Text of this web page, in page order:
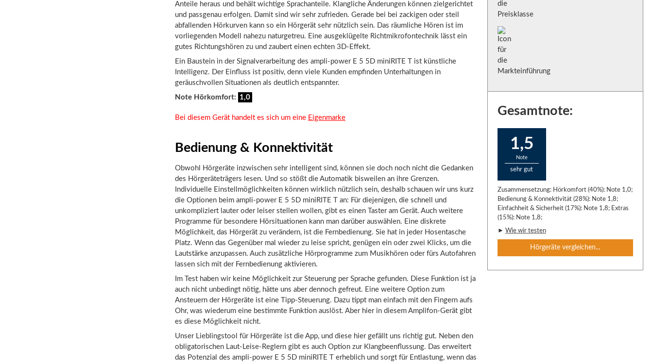
Anteile heraus und behält wichtige Sprachanteile. Klangliche Änderungen können zielgerichtet
und passgenau erfolgen. Damit sind wir sehr zufrieden. Gerade bei bei zackigen oder steil
abfallenden Hörkurven kann so ein Hörgerät sehr nützlich sein. Das räumliche Hören ist im
vorliegenden Modell nahezu naturgetreu. Eine ausgeklügelte Richtmikrofontechnik lässt ein
gutes Richtungshören zu und zaubert einen echten 3D-Effekt.
Ein Baustein in der Signalverarbeitung des ampli-power E 5 5D miniRITE T ist künstliche
Intelligenz. Der Einfluss ist positiv, denn viele Kunden empfinden Unterhaltungen in
geräuschvollen Situationen als deutlich entspannter.
Note Hörkomfort: 1,0
Bei diesem Gerät handelt es sich um eine Eigenmarke
Bedienung & Konnektivität
Obwohl Hörgeräte inzwischen sehr intelligent sind, können sie doch noch nicht die Gedanken
des Hörgeräteträgers lesen. Und so stößt die Automatik bisweilen an ihre Grenzen.
Individuelle Einstellmöglichkeiten können wirklich nützlich sein, deshalb schauen wir uns kurz
die Optionen beim ampli-power E 5 5D miniRITE T an: Für diejenigen, die schnell und
unkompliziert lauter oder leiser stellen wollen, gibt es einen Taster am Gerät. Auch weitere
Programme für besondere Hörsituationen kann man darüber auswählen. Eine diskrete
Möglichkeit, das Hörgerät zu verändern, ist die Fernbedienung. Sie hat in jeder Hosentasche
Platz. Wenn das Gegenüber mal wieder zu leise spricht, genügen ein oder zwei Klicks, um die
Lautstärke anzupassen. Auch zusätzliche Hörprogramme zum Musikhören oder fürs Autofahren
lassen sich mit der Fernbedienung aktivieren.
Im Test haben wir keine Möglichkeit zur Steuerung per Sprache gefunden. Diese Funktion ist ja
auch nicht unbedingt nötig, hätte uns aber dennoch gefreut. Eine weitere Option zum
Ansteuern der Hörgeräte ist eine Tipp-Steuerung. Dazu tippt man einfach mit den Fingern aufs
Ohr, was wiederum eine bestimmte Funktion auslöst. Aber hier in diesem Amplifon-Gerät gibt
es diese Möglichkeit nicht.
Unser Lieblingstool für Hörgeräte ist die App, und diese hier gefällt uns richtig gut. Neben den
obligatorischen Laut-Leise-Reglern gibt es auch Option zur Klangbeenflussung. Das erweitert
das Potenzial des ampli-power E 5 5D miniRITE T erheblich und sorgt für Entlastung, wenn das
Gesamtnote:
1,5
Note
sehr gut
Zusammensetzung: Hörkomfort (40%): Note 1,0;
Bedienung & Konnektivität (28%): Note 1,8;
Einfachheit & Sicherheit (17%): Note 1,8; Extras
(15%): Note 1,8;
► Wie wir testen
Hörgeräte vergleichen...